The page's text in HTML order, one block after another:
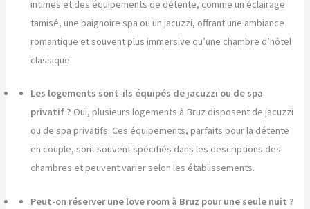
intimes et des équipements de détente, comme un éclairage
tamisé, une baignoire spa ou un jacuzzi, offrant une ambiance
romantique et souvent plus immersive qu’une chambre d’hôtel
classique.
Les logements sont-ils équipés de jacuzzi ou de spa
privatif ? Oui, plusieurs logements à Bruz disposent de jacuzzi
ou de spa privatifs. Ces équipements, parfaits pour la détente
en couple, sont souvent spécifiés dans les descriptions des
chambres et peuvent varier selon les établissements.
Peut-on réserver une love room à Bruz pour une seule nuit ?